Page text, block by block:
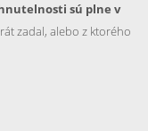
sú plne v
zadal, alebo z ktorého